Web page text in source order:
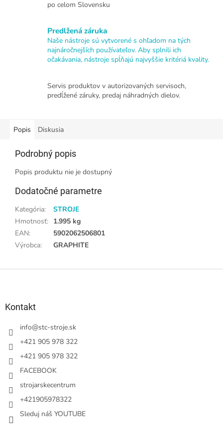
po celom Slovensku
Predlžená záruka
Naše nástroje sú vytvorené s ohľadom na tých
najnáročnejších používateľov. Aby splnili ich
očakávania, nástroje spĺňajú najvyššie kritériá kvality.
Servis produktov v autorizovaných servisoch,
predĺžené záruky, predaj náhradných dielov.
Popis Diskusia
Podrobný popis
Popis produktu nie je dostupný
Dodatočné parametre
Kategória:
STROJE
Hmotnosť: 1.995 kg
EAN:
5902062506801
Výrobca: GRAPHITE
Kontakt
info@stc-stroje.sk
+421 905 978 322
+421 905 978 322
FACEBOOK
strojarskecentrum
+421905978322
Sleduj náš YOUTUBE